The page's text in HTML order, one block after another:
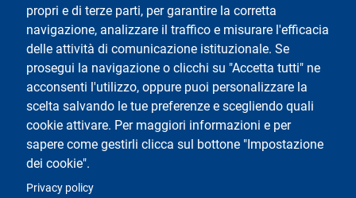
propri e di terze parti, per garantire la corretta
navigazione, analizzare il traffico e misurare l'efficacia
delle attività di comunicazione istituzionale. Se
prosegui la navigazione o clicchi su "Accetta tutti" ne
acconsenti l'utilizzo, oppure puoi personalizzare la
scelta salvando le tue preferenze e scegliendo quali
cookie attivare. Per maggiori informazioni e per
sapere come gestirli clicca sul bottone "Impostazione
dei cookie".
Privacy policy
Testo
Università degli Studi di Milano
Via Festa del Perdono 7 - 20122 Milano
Tel.+39 02 5032 5032
Posta elettronica certificata
Logo